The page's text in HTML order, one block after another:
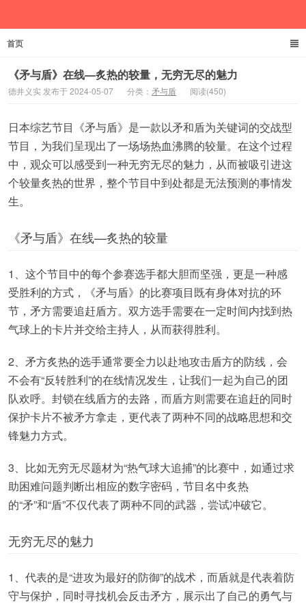
首页
《矛与盾》在线—炙热的较量，无穷无尽的魅力
德井义实 发布于 2024-05-07 分类： 矛与盾 阅读(450)
日本综艺节目《矛与盾》是一款以矛和盾为关键词的交战型
节目，为我们呈现出了一场场热血沸腾的较量。在这个过程
中，观众可以感受到一种无穷无尽的魅力，从而被吸引进这
个较量炙热的世界，整个节目中到处都是无法预测的事情发
生。
《矛与盾》在线—炙热的较量
1、这个节目中的每个参赛选手都大胆而坚强，更是一种感
受胜利的方式，《矛与盾》的比赛项目既有身体对抗的环
节，矛方需要追赶盾方。双方选手需要在一定时间内找到热
气球上的卡片并交给主持人，从而获得胜利。
2、矛方炙热的选手通常要全力以赴地攻击盾方的防线，会
不会有“反转胜利”的在线情况发生，让我们一起为自己的团
队欢呼。封锁在线盾方的去路，而盾方则需要在追赶的同时
保护卡片不被矛方拿走，更代表了两种不同的战略思想和交
锋魅力方式。
3、比如无穷无尽题材为“热气球大追捕”的比赛中，如通过求
助困难问题判断出相应的数字密码，节目名中炙热
的“矛”和“盾”不仅代表了两种不同的武器，尝试冲破它。
无穷无尽的魅力
1、代表的是“进攻为最好的防御”的战术，而盾就是代表着防
守与保护，同时寻找机会反击矛方，展示出了自己的勇气与